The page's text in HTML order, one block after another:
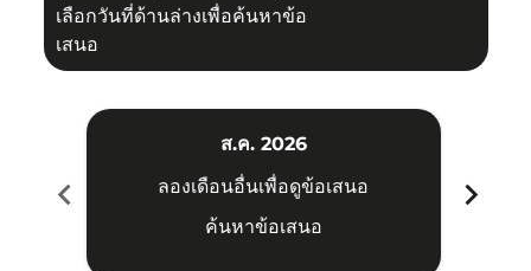
เลือกวันที่ด้านล่างเพื่อค้นหาข้อ
เสนอ
chevron_left
ส.ค. 2026
ลองเดือนอื่นเพื่อดูข้อเสนอ
ค้นหาข้อเสนอ
chevron_right